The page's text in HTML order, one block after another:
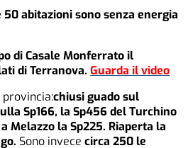
50 abitazioni sono senza energia
di Casale Monferrato il
di Terranova.Guarda il video
chiusi guado sul
Sp166, la Sp456 del Turchino
Melazzo la Sp225. Riaperta la
Sono invececirca 250 le